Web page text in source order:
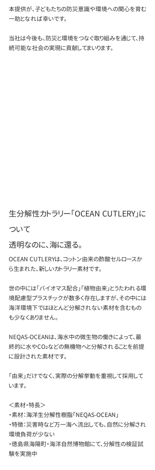
本提供が、子どもたちの防災意識や環境への関心を育む
一助となれば幸いです。
当社は今後も、防災と環境をつなぐ取り組みを通じて、持
続可能な社会の実現に貢献してまいります。
生分解性カトラリー「OCEAN CUTLERY」に
ついて
透明なのに、海に還る。
OCEAN CUTLERYは、コットン由来の酢酸セルロースか
ら生まれた、新しいカトラリー素材です。
世の中には「バイオマス配合」「植物由来」とうたわれる環
境配慮型プラスチックが数多く存在しますが、その中には
海洋環境下ではほとんど分解されない素材を含むもの
も少なくありません。
NEQAS-OCEANは、海水中の微生物の働きによって、最
終的に水やCO₂などの無機物へと分解されることを前提
に設計された素材です。
「由来」だけでなく、実際の分解挙動を重視して採用して
います。
＜素材・特長＞
・素材：海洋生分解性樹脂「NEQAS-OCEAN」
・特徴：災害時など万一海へ流出しても、自然に分解され
環境負荷が少ない
・徳島県海陽町・海洋自然博物館にて、分解性の検証試
験を実施中